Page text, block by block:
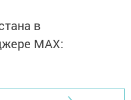
в
MАХ: